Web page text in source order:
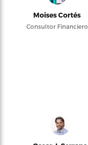
Moises Cortés
Consultor Financiero